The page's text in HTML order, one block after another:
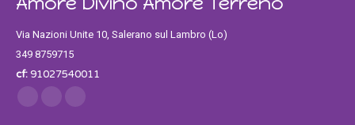
Via Nazioni Unite 10, Salerano sul Lambro (Lo)
349 8759715
cf:91027540011
Find us on:
Facebook
TwitterInstagram